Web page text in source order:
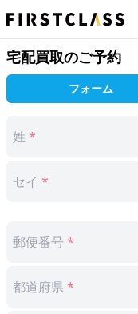
宅配買取のご予約
フォーム
姓 *
セイ *
郵便番号*
都道府県*